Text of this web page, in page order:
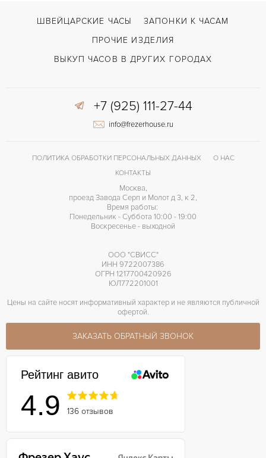
Застежка с помощью шипа
Малый секундный циферблат
ШВЕЙЦАРСКИЕ ЧАСЫ
ЗАПОНКИ К ЧАСАМ
ПРОЧИЕ ИЗДЕЛИЯ
ВЫКУП ЧАСОВ В ДРУГИХ ГОРОДАХ
+7 (925) 111-27-44
info@frezerhouse.ru
ПОЛИТИКА ОБРАБОТКИ ПЕРСОНАЛЬНЫХ ДАННЫХ
О НАС
КОНТАКТЫ
Москва,
проезд Завода Серп и Молот д 3, к 2,
Время работы:
Понедельник - Суббота 10:00 - 19:00
Воскресенье - выходной
ООО "СВИСС"
ИНН 9722007386
ОГРН 1217700420926
ЮЛ772201001
Цены на сайте носят информативный характер и не являются публичной
офертой.
ЗАКАЗАТЬ ОБРАТНЫЙ ЗВОНОК
Рейтинг авито
4.9 136 отзывов